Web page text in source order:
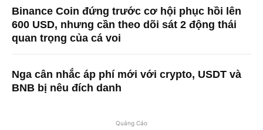
Binance Coin đứng trước cơ hội phục hồi lên
600 USD, nhưng cần theo dõi sát 2 động thái
quan trọng của cá voi
Nga cân nhắc áp phí mới với crypto, USDT và
BNB bị nêu đích danh
Quảng Cáo